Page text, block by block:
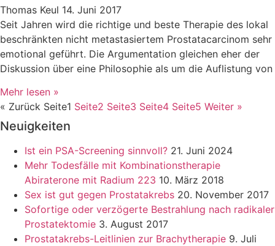
Thomas Keul 14. Juni 2017
Seit Jahren wird die richtige und beste Therapie des lokal
beschränkten nicht metastasiertem Prostatacarcinom sehr
emotional geführt. Die Argumentation gleichen eher der
Diskussion über eine Philosophie als um die Auflistung von
Mehr lesen »
« Zurück Seite1 Seite2 Seite3 Seite4 Seite5 Weiter »
Neuigkeiten
Ist ein PSA-Screening sinnvoll? 21. Juni 2024
Mehr Todesfälle mit Kombinationstherapie
Abiraterone mit Radium 223 10. März 2018
Sex ist gut gegen Prostatakrebs 20. November 2017
Sofortige oder verzögerte Bestrahlung nach radikaler
Prostatektomie 3. August 2017
Prostatakrebs-Leitlinien zur Brachytherapie 9. Juli